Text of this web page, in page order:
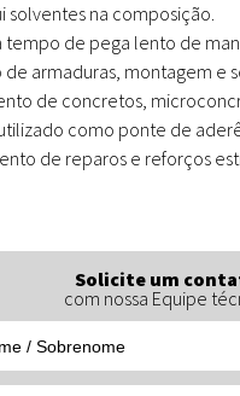
solventes na composição.
tempo de pega lento de
de armaduras, montagem e
de concretos,
como ponte de
de reparos e reforços
Solicite um
com nossa Equipe